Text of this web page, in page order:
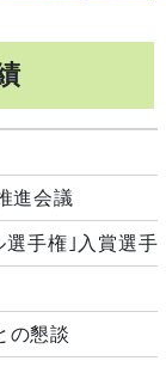
進会議
手権｣入賞選
の懇談